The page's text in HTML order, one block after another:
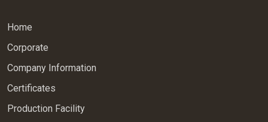
Home
Corporate
Company Information
Certificates
Production Facility